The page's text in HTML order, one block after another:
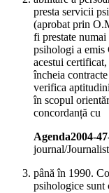
presta servicii
(aprobat prin
fi prestate
psihologi a emis
acestui
încheia
verifica
în scopul
concordanță cu
Agenda2004-
journal/
până în 1990.
psihologice sunt